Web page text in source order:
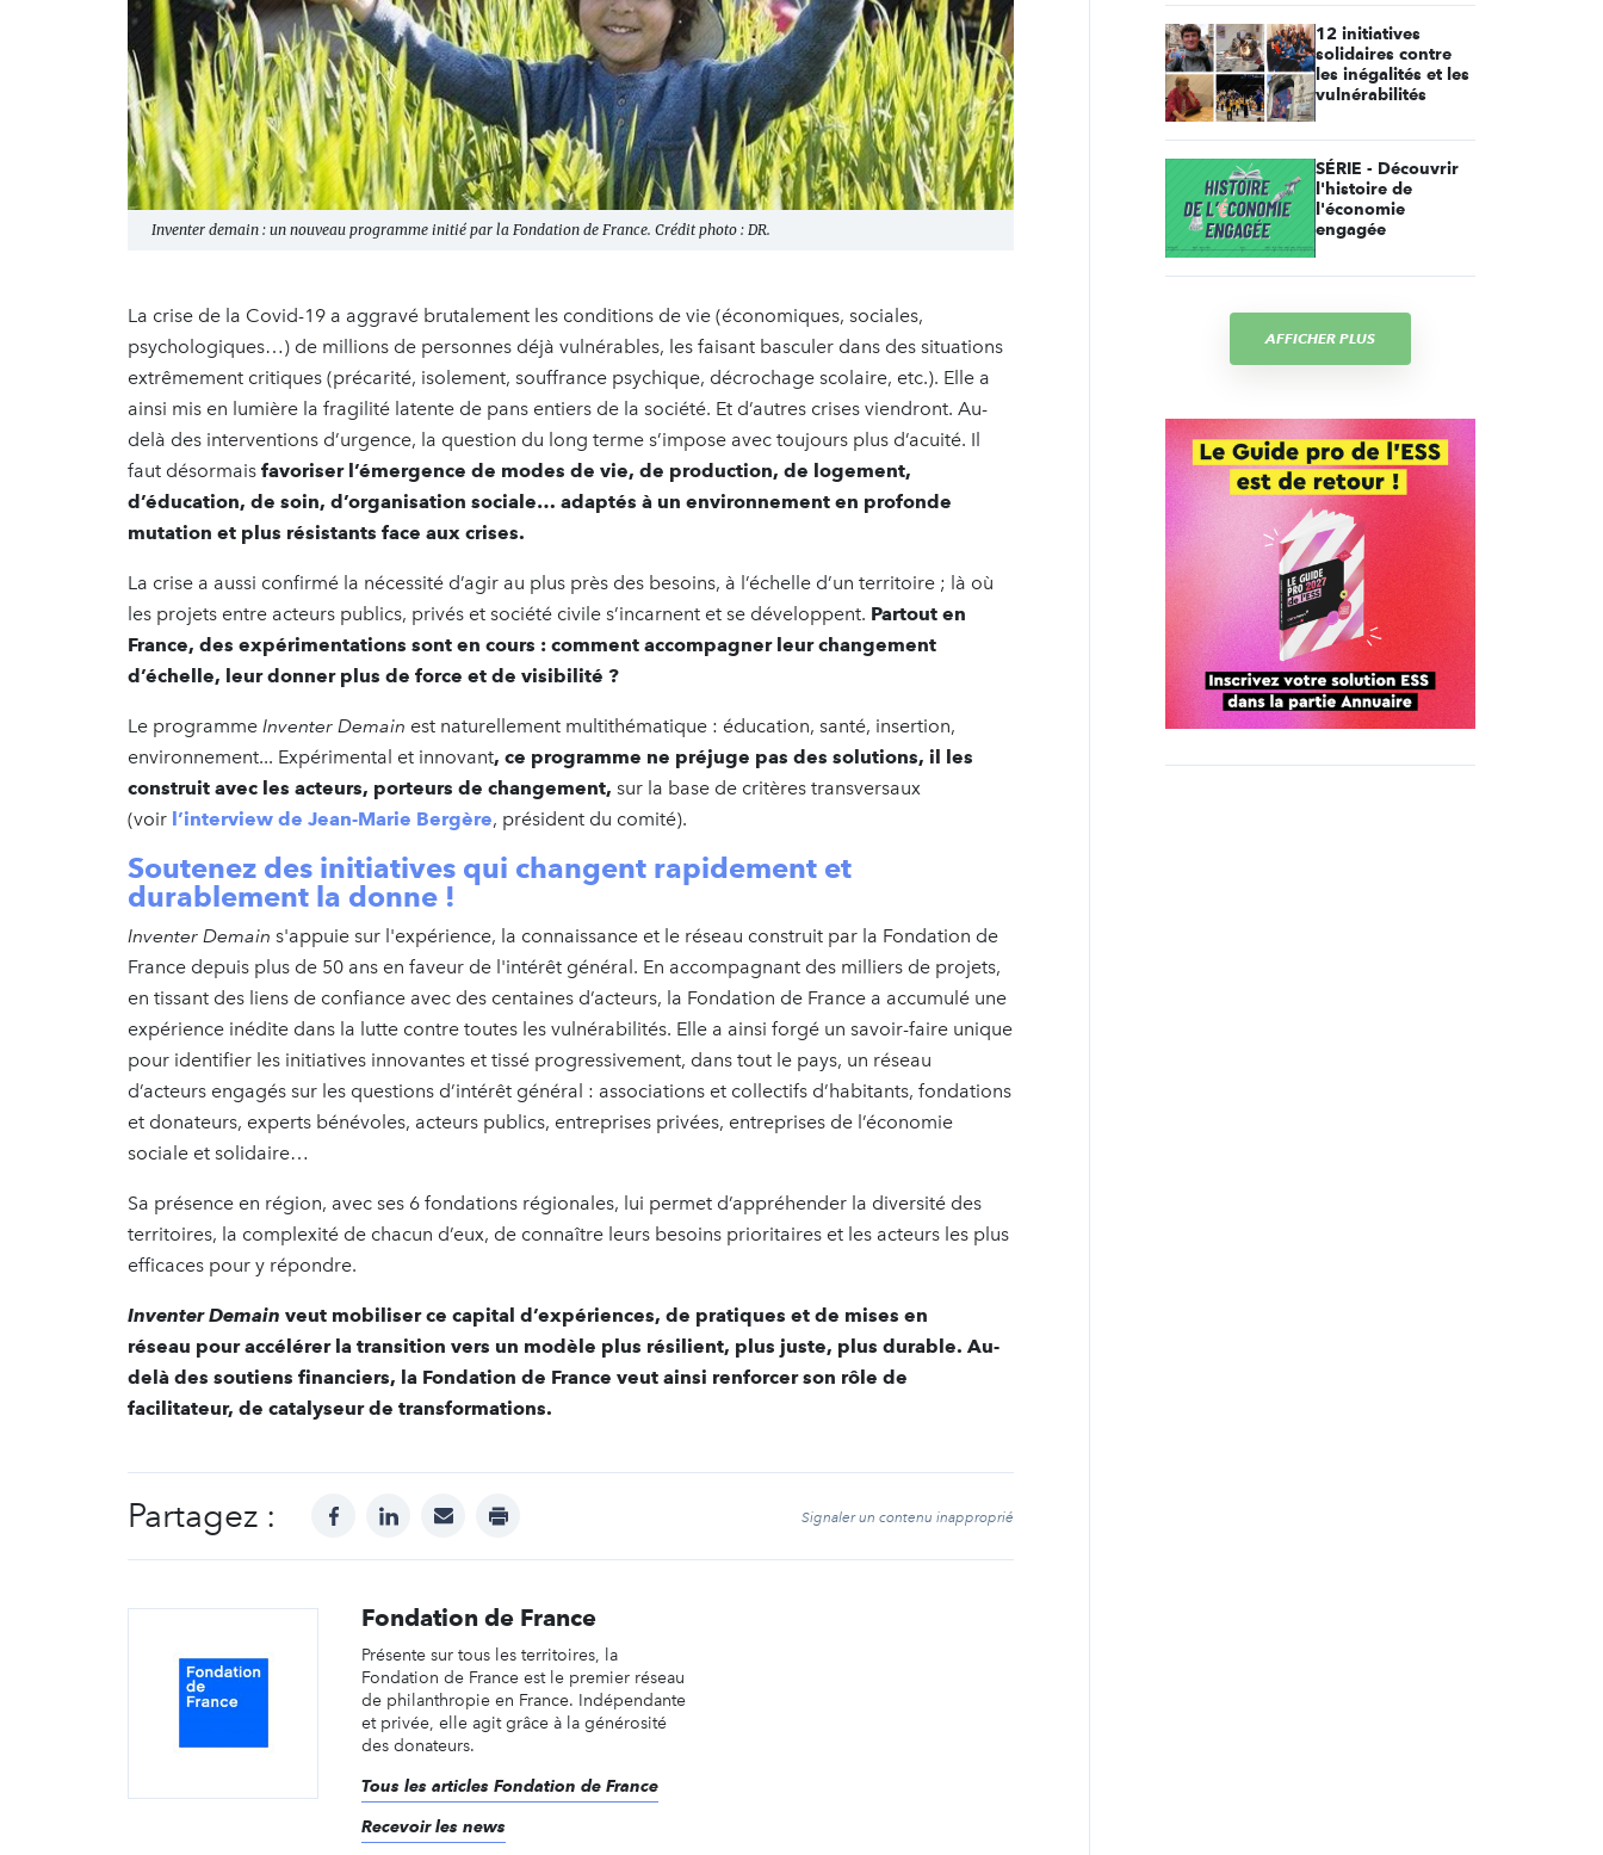
Inventer demain : un nouveau programme initié par la Fondation de France. Crédit photo : DR.
La crise de la Covid-19 a aggravé brutalement les conditions de vie (économiques, sociales,
psychologiques…) de millions de personnes déjà vulnérables, les faisant basculer dans des situations
extrêmement critiques (précarité, isolement, souffrance psychique, décrochage scolaire, etc.). Elle a
ainsi mis en lumière la fragilité latente de pans entiers de la société. Et d’autres crises viendront. Au-
delà des interventions d’urgence, la question du long terme s’impose avec toujours plus d’acuité. Il
faut désormais favoriser l’émergence de modes de vie, de production, de logement,
d’éducation, de soin, d’organisation sociale… adaptés à un environnement en profonde
mutation et plus résistants face aux crises.
La crise a aussi confirmé la nécessité d’agir au plus près des besoins, à l’échelle d’un territoire ; là où
les projets entre acteurs publics, privés et société civile s’incarnent et se développent. Partout en
France, des expérimentations sont en cours : comment accompagner leur changement
d’échelle, leur donner plus de force et de visibilité ?
Le programme Inventer Demain est naturellement multithématique : éducation, santé, insertion,
environnement... Expérimental et innovant, ce programme ne préjuge pas des solutions, il les
construit avec les acteurs, porteurs de changement, sur la base de critères transversaux
(voir l’interview de Jean-Marie Bergère, président du comité).
Soutenez des initiatives qui changent rapidement et
durablement la donne !
Inventer Demain s'appuie sur l'expérience, la connaissance et le réseau construit par la Fondation de
France depuis plus de 50 ans en faveur de l'intérêt général. En accompagnant des milliers de projets,
en tissant des liens de confiance avec des centaines d’acteurs, la Fondation de France a accumulé une
expérience inédite dans la lutte contre toutes les vulnérabilités. Elle a ainsi forgé un savoir-faire unique
pour identifier les initiatives innovantes et tissé progressivement, dans tout le pays, un réseau
d’acteurs engagés sur les questions d’intérêt général : associations et collectifs d’habitants, fondations
et donateurs, experts bénévoles, acteurs publics, entreprises privées, entreprises de l’économie
sociale et solidaire…
Sa présence en région, avec ses 6 fondations régionales, lui permet d’appréhender la diversité des
territoires, la complexité de chacun d’eux, de connaître leurs besoins prioritaires et les acteurs les plus
efficaces pour y répondre.
Inventer Demain veut mobiliser ce capital d’expériences, de pratiques et de mises en
réseau pour accélérer la transition vers un modèle plus résilient, plus juste, plus durable. Au-
delà des soutiens financiers, la Fondation de France veut ainsi renforcer son rôle de
facilitateur, de catalyseur de transformations.
Partagez : facebooklinkedinmail print Signaler un contenu inapproprié
Fondation de France
Présente sur tous les territoires, la
Fondation de France est le premier réseau
de philanthropie en France. Indépendante
et privée, elle agit grâce à la générosité
des donateurs.
Tous les articles Fondation de France
Recevoir les news
12 initiatives
solidaires contre
les inégalités et les
vulnérabilités
SÉRIE - Découvrir
l'histoire de
l'économie
engagée
AFFICHER PLUS